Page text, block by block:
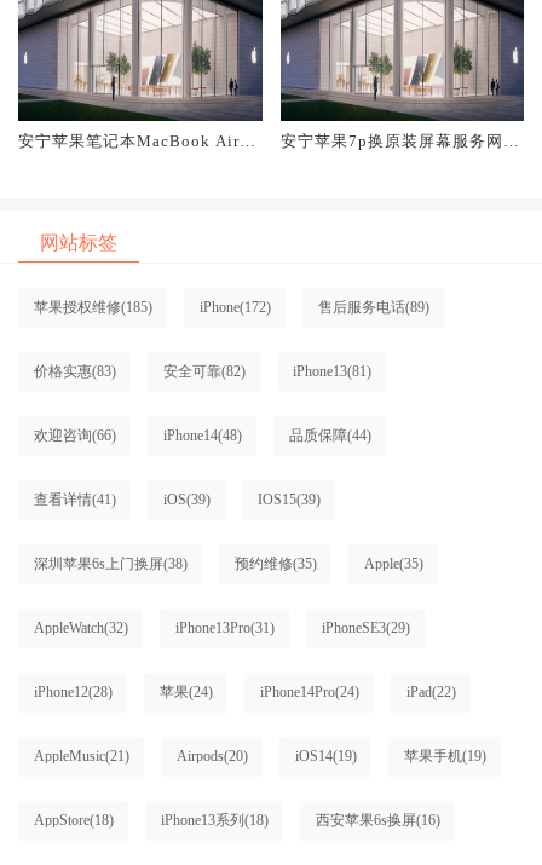
安宁苹果笔记本MacBook Air换
安宁苹果7p换原装屏幕服务网点
网站标签
苹果授权维修(185) iPhone(172) 售后服务电话(89)
价格实惠(83) 安全可靠(82) iPhone13(81)
欢迎咨询(66) iPhone14(48) 品质保障(44)
查看详情(41) iOS(39) IOS15(39)
深圳苹果6s上门换屏(38) 预约维修(35) Apple(35)
AppleWatch(32) iPhone13Pro(31) iPhoneSE3(29)
iPhone12(28) 苹果(24) iPhone14Pro(24) iPad(22)
AppleMusic(21) Airpods(20) iOS14(19) 苹果手机(19)
AppStore(18) iPhone13系列 (18) 西安苹果6s换屏(16)